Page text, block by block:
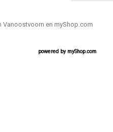
en myShop.com
powered by myShop.com